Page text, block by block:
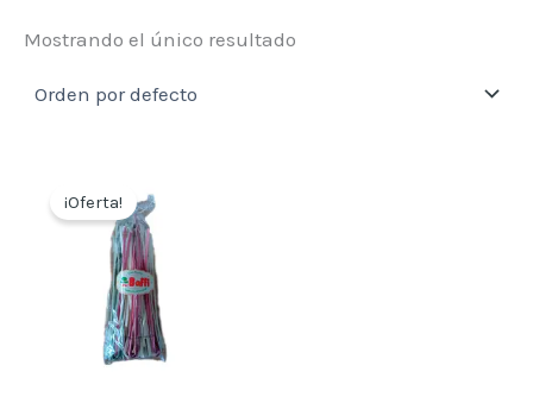
Mostrando el único resultado
¡Oferta!